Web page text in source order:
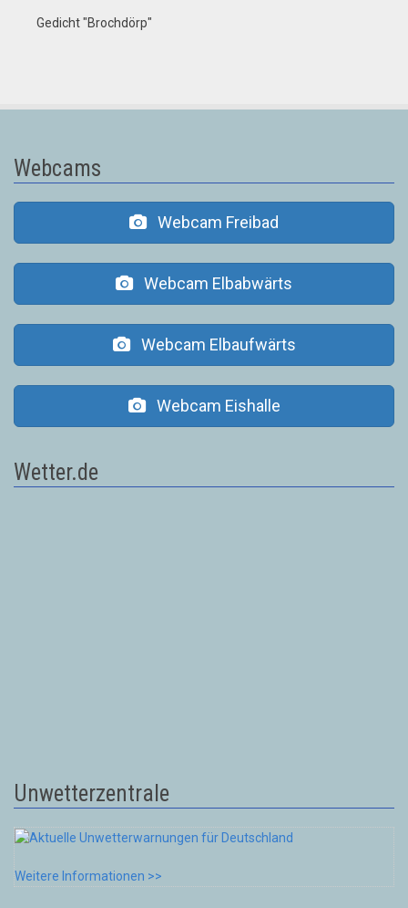
Gedicht "Brochdörp"
Webcams
Webcam Freibad
Webcam Elbabwärts
Webcam Elbaufwärts
Webcam Eishalle
Wetter.de
Unwetterzentrale
Weitere Informationen >>